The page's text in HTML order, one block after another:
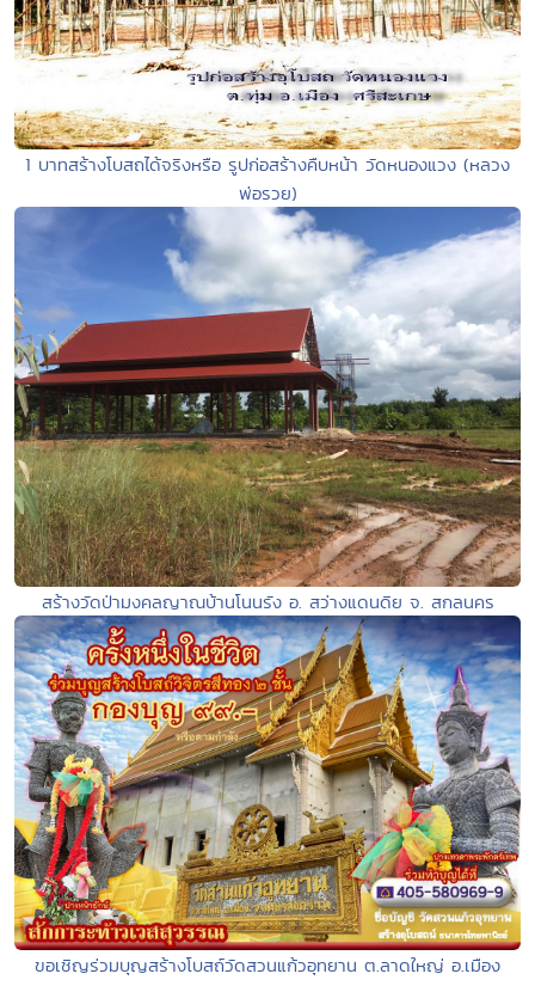
1 บาทสร้างโบสถได้จริงหรือ รูปก่อสร้างคืบหน้า วัดหนองแวง (หลวง
พ่อรวย)
สร้างวัดป่ามงคลญาณบ้านโนนรัง อ. สว่างแดนดิย จ. สกลนคร
ขอเชิญร่วมบุญสร้างโบสถ์วัดสวนแก้วอุทยาน ต.ลาดใหญ่ อ.เมือง